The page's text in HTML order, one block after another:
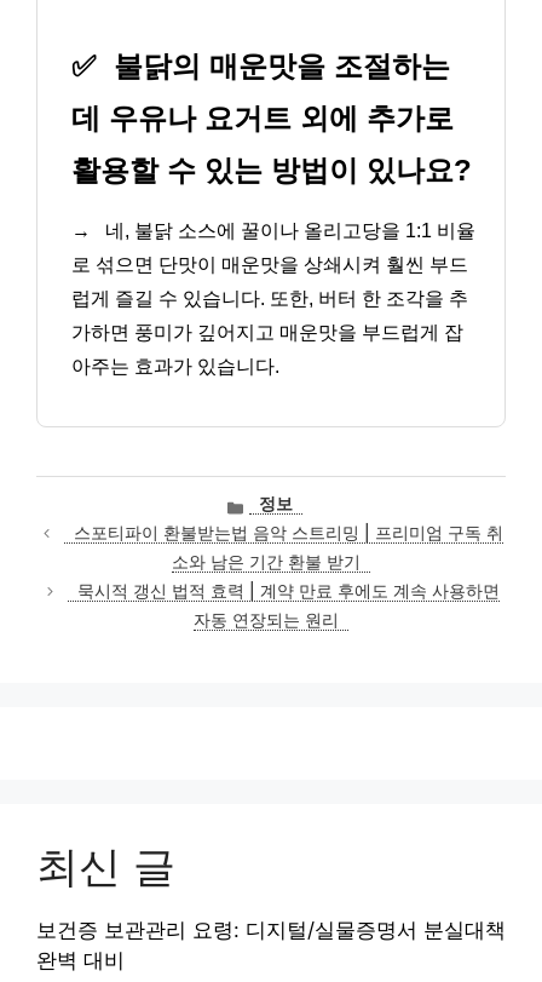
✅ 불닭의 매운맛을 조절하는
데 우유나 요거트 외에 추가로
활용할 수 있는 방법이 있나요?
→
네, 불닭 소스에 꿀이나 올리고당을 1:1 비율
로 섞으면 단맛이 매운맛을 상쇄시켜 훨씬 부드
럽게 즐길 수 있습니다. 또한, 버터 한 조각을 추
가하면 풍미가 깊어지고 매운맛을 부드럽게 잡
아주는 효과가 있습니다.
카
테
고
리
정보
스포티파이 환불받는법 음악 스트리밍 | 프리미엄 구독 취
소와 남은 기간 환불 받기
묵시적 갱신 법적 효력 | 계약 만료 후에도 계속 사용하면
자동 연장되는 원리
최신 글
보건증 보관관리 요령: 디지털/실물증명서 분실대책
완벽 대비